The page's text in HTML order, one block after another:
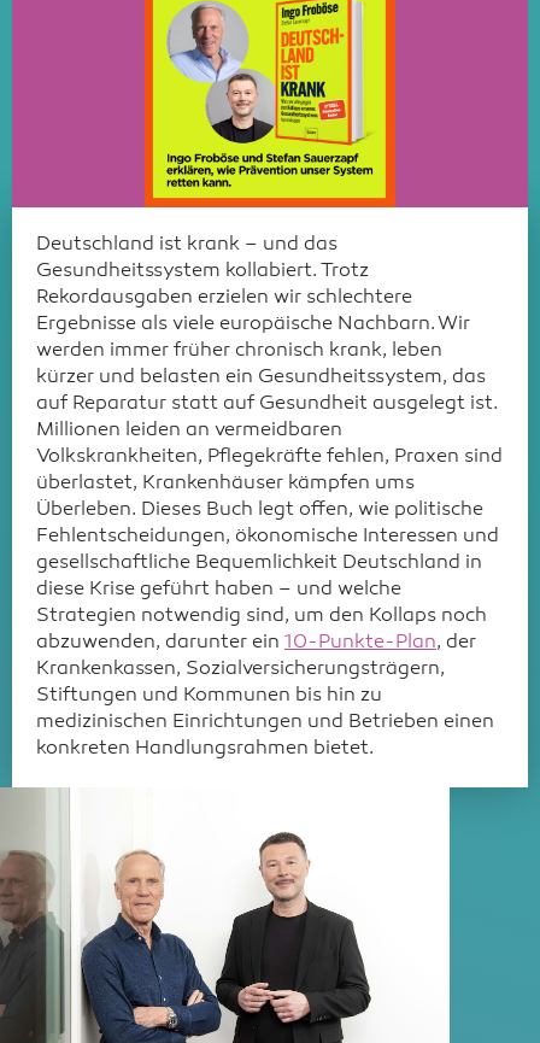
Deutschland ist krank – und das
Gesundheitssystem kollabiert. Trotz
Rekordausgaben erzielen wir schlechtere
Ergebnisse als viele europäische Nachbarn. Wir
werden immer früher chronisch krank, leben
kürzer und belasten ein Gesundheitssystem, das
auf Reparatur statt auf Gesundheit ausgelegt ist.
Millionen leiden an vermeidbaren
Volkskrankheiten, Pflegekräfte fehlen, Praxen sind
überlastet, Krankenhäuser kämpfen ums
Überleben. Dieses Buch legt offen, wie politische
Fehlentscheidungen, ökonomische Interessen und
gesellschaftliche Bequemlichkeit Deutschland in
diese Krise geführt haben – und welche
Strategien notwendig sind, um den Kollaps noch
abzuwenden, darunter ein 10-Punkte-Plan, der
Krankenkassen, Sozialversicherungsträgern,
Stiftungen und Kommunen bis hin zu
medizinischen Einrichtungen und Betrieben einen
konkreten Handlungsrahmen bietet.